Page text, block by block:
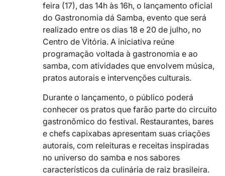
feira (17), das 14h às 16h, o lançamento oficial
do Gastronomia dá Samba, evento que será
realizado entre os dias 18 e 20 de julho, no
Centro de Vitória. A iniciativa reúne
programação voltada à gastronomia e ao
samba, com atividades que envolvem música,
pratos autorais e intervenções culturais.
Durante o lançamento, o público poderá
conhecer os pratos que farão parte do circuito
gastronômico do festival. Restaurantes, bares
e chefs capixabas apresentam suas criações
autorais, com releituras e receitas inspiradas
no universo do samba e nos sabores
característicos da culinária de raiz brasileira.